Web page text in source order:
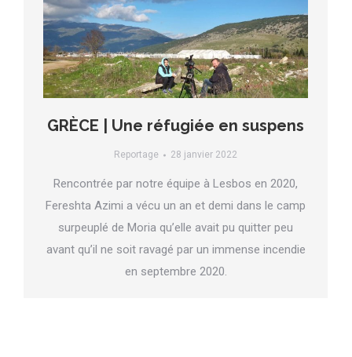
GRÈCE | Une réfugiée en suspens
Reportage 28 janvier 2022
Rencontrée par notre équipe à Lesbos en 2020,
Fereshta Azimi a vécu un an et demi dans le camp
surpeuplé de Moria qu’elle avait pu quitter peu
avant qu’il ne soit ravagé par un immense incendie
en septembre 2020.